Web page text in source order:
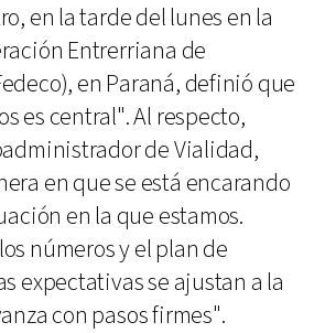
en la tarde del lunes en la
Entrerriana de
en Paraná, definió que
es central". Al respecto,
de Vialidad,
en que se está encarando
en la que estamos.
números y el plan de
expectativas se ajustan a la
con pasos firmes".